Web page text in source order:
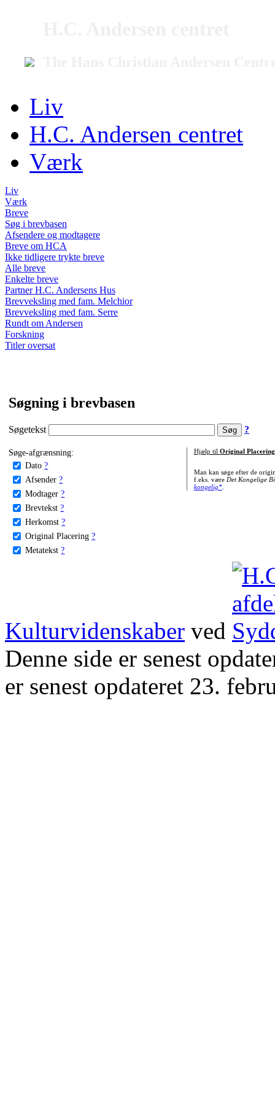
Liv
H.C. Andersen centret
Værk
Liv
Værk
Breve
Søg i brevbasen
Afsendere og modtagere
Breve om HCA
Ikke tidligere trykte breve
Alle breve
Enkelte breve
Partner H.C. Andersens Hus
Brevveksling med fam. Melchior
Brevveksling med fam. Serre
Rundt om Andersen
Forskning
Titler oversat
Søgning i brevbasen
Søgetekst ?
Søge-afgrænsning:
Dato ?
Afsender ?
Modtager ?
Brevtekst ?
Herkomst ?
Original Placering ?
Metatekst ?
Hjælp til Original Placering
Man kan søge efter de
f.eks. være Det Kongelige
kongelig*.
Kulturvidenskaber ved
Denne side er senest
er senest opdateret 23.